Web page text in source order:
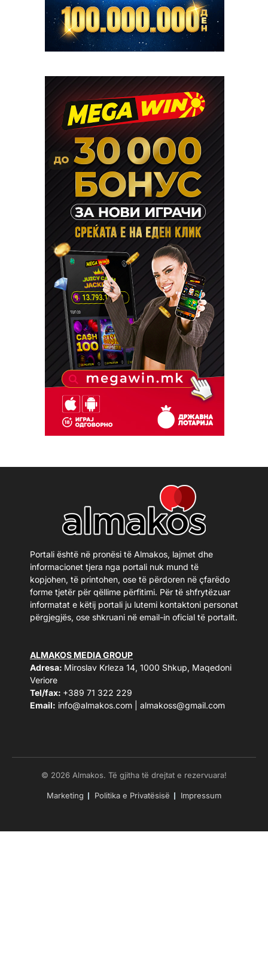
Portali është në pronësi të Almakos, lajmet dhe
informacionet tjera nga portali nuk mund të
kopjohen, të printohen, ose të përdoren në çfarëdo
forme tjetër për qëllime përfitimi. Për të shfrytëzuar
informatat e këtij portali ju lutemi kontaktoni personat
përgjegjës, ose shkruani në email-in oficial të portalit.
ALMAKOS MEDIA GROUP
Adresa: Miroslav Krleza 14, 1000 Shkup, Maqedoni
Veriore
Tel/fax: +389 71 322 229
Email: info@almakos.com almakoss@gmail.com
© 2026 Almakos. Të gjitha të drejtat e rezervuara!
Marketing Politika e Privatësisë Impressum